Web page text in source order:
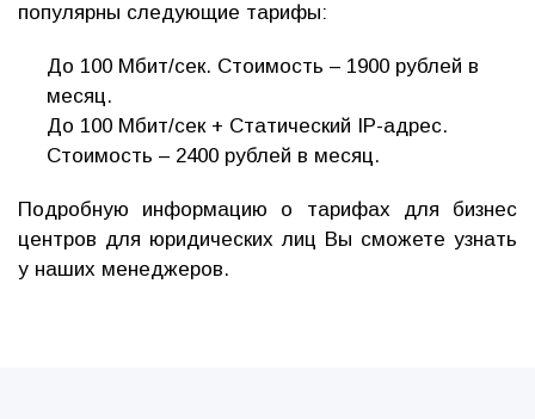
популярны следующие тарифы:
До 100 Мбит/сек. Стоимость – 1900 рублей в
месяц.
До 100 Мбит/сек + Статический IP-адрес.
Стоимость – 2400 рублей в месяц.
Подробную информацию о тарифах для бизнес
центров для юридических лиц Вы сможете узнать
у наших менеджеров.